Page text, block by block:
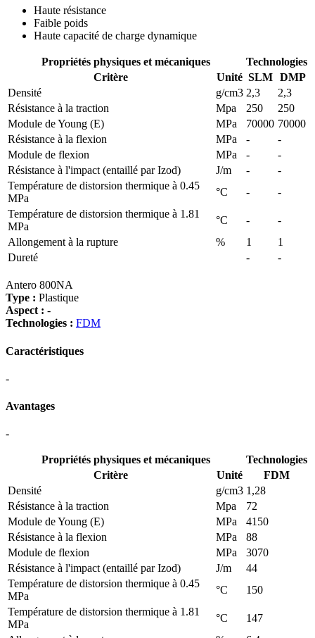
Haute résistance
Faible poids
Haute capacité de charge dynamique
Propriétés physiques et mécaniques
Technologies
Critère
Unité SLM DMP
Densité
g/cm3 2,3
2,3
Résistance à la traction
Mpa 250
250
Module de Young (E)
MPa 70000 70000
Résistance à la flexion
MPa -
-
Module de flexion
MPa -
-
Résistance à l'impact (entaillé par Izod)
J/m -
-
Température de distorsion thermique à 0.45
MPa
°C -
-
Température de distorsion thermique à 1.81
MPa
°C -
-
Allongement à la rupture
% 1
1
Dureté
- -
Antero 800NA
Type : Plastique
Aspect : -
Technologies : FDM
Caractéristiques
-
Avantages
-
Propriétés physiques et mécaniques
Technologies
Critère
Unité
FDM
Densité
g/cm3 1,28
Résistance à la traction
Mpa
72
Module de Young (E)
MPa
4150
Résistance à la flexion
MPa
88
Module de flexion
MPa
3070
Résistance à l'impact (entaillé par Izod)
J/m
44
Température de distorsion thermique à 0.45
MPa
°C
150
Température de distorsion thermique à 1.81
MPa
°C
147